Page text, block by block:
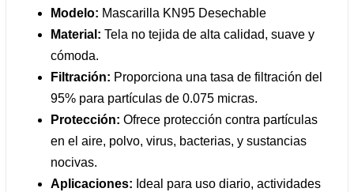
Modelo: Mascarilla KN95 Desechable
Material: Tela no tejida de alta calidad, suave y
cómoda.
Filtración: Proporciona una tasa de filtración del
95% para partículas de 0.075 micras.
Protección: Ofrece protección contra partículas
en el aire, polvo, virus, bacterias, y sustancias
nocivas.
Aplicaciones: Ideal para uso diario, actividades